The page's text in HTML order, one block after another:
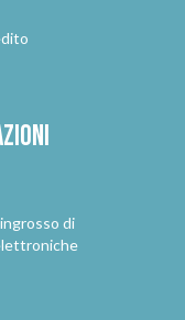
di